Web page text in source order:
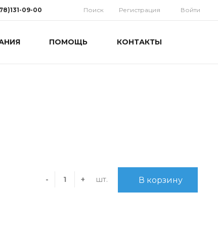
09-00 Поиск Регистрация Войти
ПОМОЩЬ КОНТАКТЫ
- + шт. В корзину